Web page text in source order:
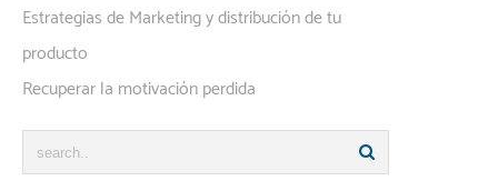
Estrategias de Marketing y distribución de tu
producto
Recuperar la motivación perdida